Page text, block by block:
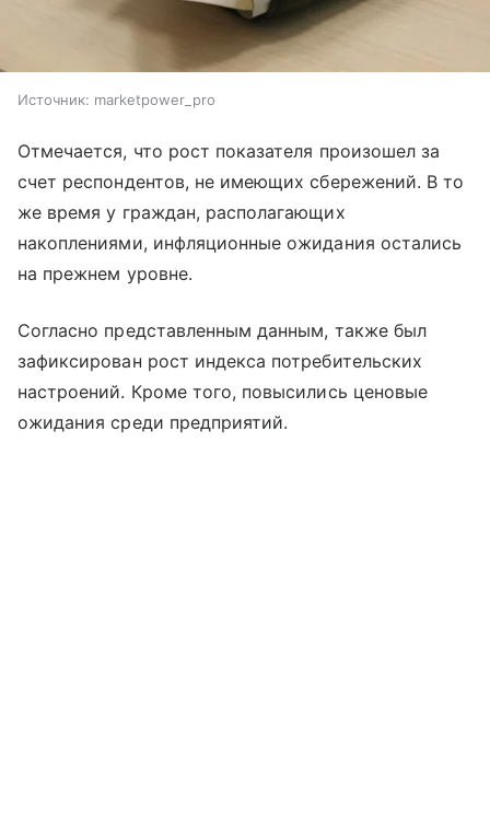
Источник: marketpower_pro
Отмечается, что рост показателя произошел за
счет респондентов, не имеющих сбережений. В то
же время у граждан, располагающих
накоплениями, инфляционные ожидания остались
на прежнем уровне.
Согласно представленным данным, также был
зафиксирован рост индекса потребительских
настроений. Кроме того, повысились ценовые
ожидания среди предприятий.